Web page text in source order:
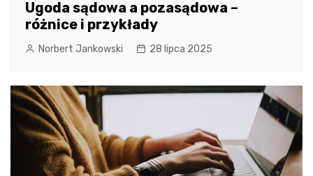
Ugoda sądowa a pozasądowa –
różnice i przykłady
Norbert Jankowski 28 lipca 2025